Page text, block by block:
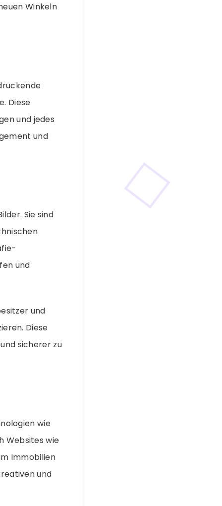
Winkeln
Diese
und jedes
und
Sie sind
und
und
Diese
sicherer zu
wie
Websites wie
Immobilien
und